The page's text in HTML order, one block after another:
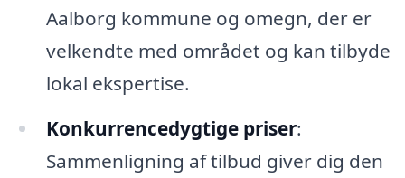
Aalborg kommune og omegn, der er
velkendte med området og kan tilbyde
lokal ekspertise.
Konkurrencedygtige priser:
Sammenligning af tilbud giver dig den